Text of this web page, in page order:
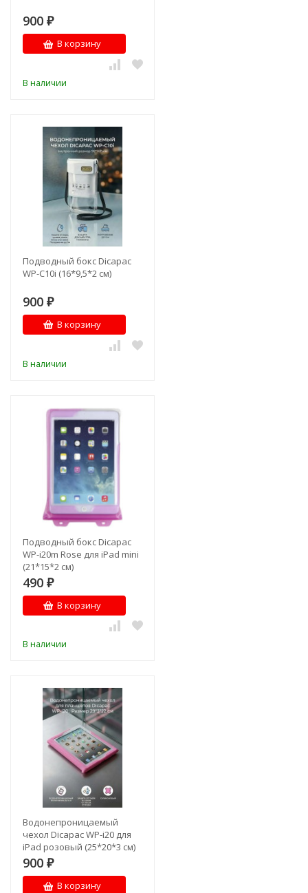
900 ₽
В корзину
В наличии
Подводный бокс Dicapac
WP-C10i (16*9,5*2 см)
900 ₽
В корзину
В наличии
Подводный бокс Dicapac
WP-i20m Rose для iPad mini
(21*15*2 см)
490 ₽
В корзину
В наличии
Водонепроницаемый
чехол Dicapac WP-i20 для
iPad розовый (25*20*3 см)
900 ₽
В корзину